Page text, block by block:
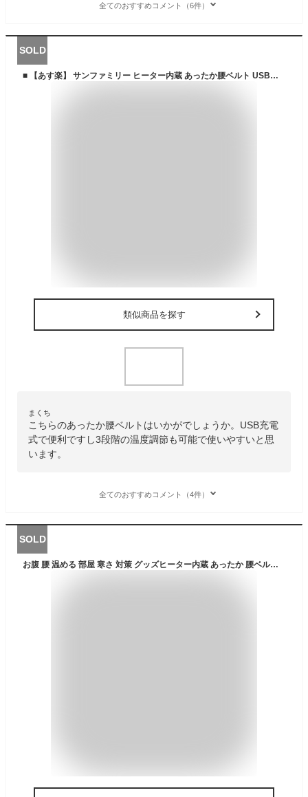
全てのおすすめコメント（6件）
SOLD
■ 【あす楽】 サンファミリー ヒーター内蔵 あったか腰ベルト USB給電 ボディベルト 温熱ベルト 生理痛 温活 腰痛 温度調節 3段階 プレゼントにも【送料無料】
類似商品を探す
まくち
こちらのあったか腰ベルトはいかがでしょうか。USB充電
式で便利ですし3段階の温度調節も可能で使いやすいと思
います。
全てのおすすめコメント（4件）
SOLD
お腹 腰 温める 部屋 寒さ 対策 グッズヒーター内蔵 あったか 腰ベルト お腹まわり 暖かい USB 冷え性 冷え対策 オフィス お家 あったかグッズ 冬物 家庭 モバイルバッテリーポケット付き 【328434】